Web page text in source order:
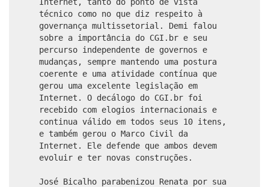
técnico como no que diz respeito à
governança multissetorial. Demi falou
sobre a importância do CGI.br e seu
percurso independente de governos e
mudanças, sempre mantendo uma postura
coerente e uma atividade contínua que
gerou uma excelente legislação em
Internet. O decálogo do CGI.br foi
recebido com elogios internacionais e
continua válido em todos seus 10 itens,
e também gerou o Marco Civil da
Internet. Ele defende que ambos devem
evoluir e ter novas construções.
José Bicalho parabenizou Renata por sua